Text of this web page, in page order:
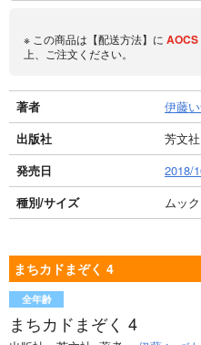
※ この商品は【配送方法】に AOCS
上、ご注文ください。
著者
伊藤
出版社
芳文社
発売日
2018/
種別/サイズ
ムッ
まちカドまぞく 4
全年齢
まちカドまぞく 4